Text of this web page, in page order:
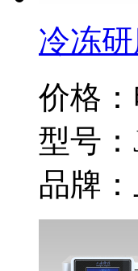
冷冻研
价格
型号：
品牌